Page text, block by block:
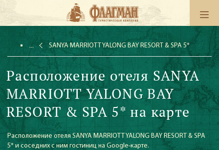
SANYA MARRIOTT YALONG BAY RESORT & SPA 5*
Расположение отеля SANYA
MARRIOTT YALONG BAY
RESORT & SPA 5* на карте
Расположение отеля SANYA MARRIOTT YALONG BAY RESORT & SPA
5* и соседних с ним гостиниц на Google-карте.